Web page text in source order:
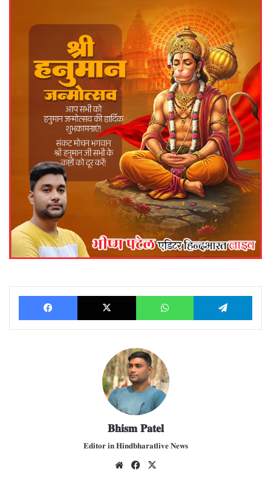
Facebook X WhatsApp
𝐁𝐡𝐢𝐬𝐦 𝐏𝐚𝐭𝐞𝐥
𝐄𝐝𝐢𝐭𝐨𝐫 𝐢𝐧 𝐇𝐢𝐧𝐝𝐛𝐡𝐚𝐫𝐚𝐭𝐥𝐢𝐯𝐞 𝐍𝐞𝐰𝐬
We
Fac